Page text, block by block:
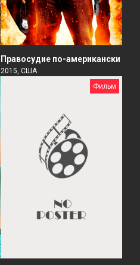
Правосудие по-американски
2015, США
Фильм